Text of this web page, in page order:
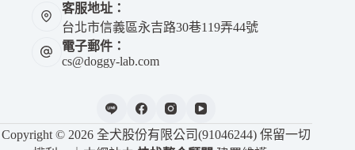
客服地址：
台北市信義區永吉路30巷119弄44號
電子郵件：
cs@doggy-lab.com
Copyright © 2026 全犬股份有限公司(91046244) 保留一切